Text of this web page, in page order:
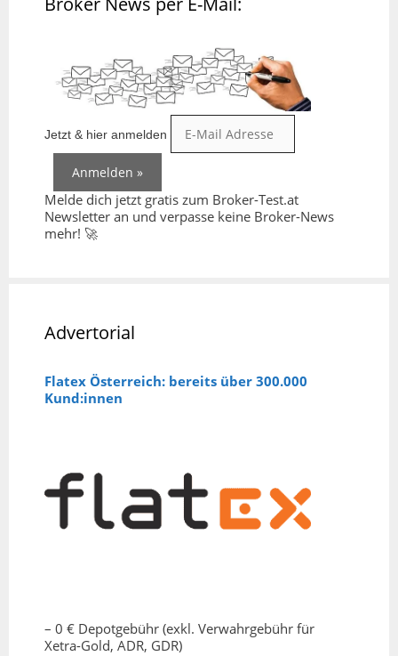
Jetzt & hier anmelden
Melde dich jetzt gratis zum Broker-Test.at
Newsletter an und verpasse keine Broker-News
mehr! 🚀
Advertorial
Flatex Österreich: bereits über 300.000
Kund:innen
– 0 € Depotgebühr (exkl. Verwahrgebühr für
Xetra-Gold, ADR, GDR)